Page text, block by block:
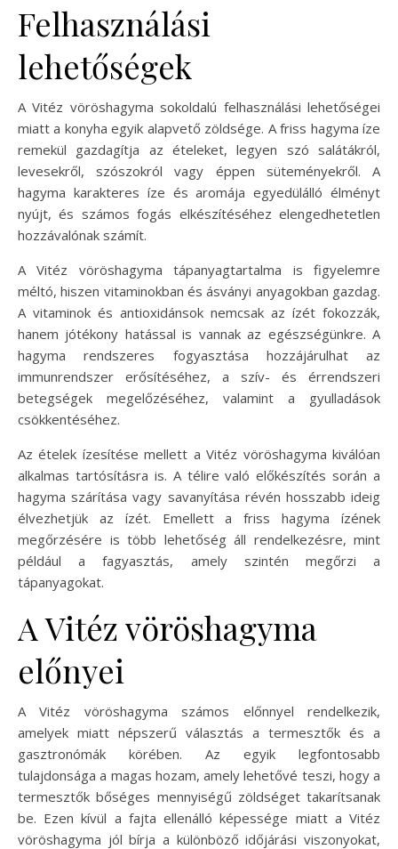
Felhasználási
lehetőségek
A Vitéz vöröshagyma sokoldalú felhasználási lehetőségei
miatt a konyha egyik alapvető zöldsége. A friss hagyma íze
remekül gazdagítja az ételeket, legyen szó salátákról,
levesekről, szószokról vagy éppen süteményekről. A
hagyma karakteres íze és aromája egyedülálló élményt
nyújt, és számos fogás elkészítéséhez elengedhetetlen
hozzávalónak számít.
A Vitéz vöröshagyma tápanyagtartalma is figyelemre
méltó, hiszen vitaminokban és ásványi anyagokban gazdag.
A vitaminok és antioxidánsok nemcsak az ízét fokozzák,
hanem jótékony hatással is vannak az egészségünkre. A
hagyma rendszeres fogyasztása hozzájárulhat az
immunrendszer erősítéséhez, a szív- és érrendszeri
betegségek megelőzéséhez, valamint a gyulladások
csökkentéséhez.
Az ételek ízesítése mellett a Vitéz vöröshagyma kiválóan
alkalmas tartósításra is. A télire való előkészítés során a
hagyma szárítása vagy savanyítása révén hosszabb ideig
élvezhetjük az ízét. Emellett a friss hagyma ízének
megőrzésére is több lehetőség áll rendelkezésre, mint
például a fagyasztás, amely szintén megőrzi a
tápanyagokat.
A Vitéz vöröshagyma
előnyei
A Vitéz vöröshagyma számos előnnyel rendelkezik,
amelyek miatt népszerű választás a termesztők és a
gasztronómák körében. Az egyik legfontosabb
tulajdonsága a magas hozam, amely lehetővé teszi, hogy a
termesztők bőséges mennyiségű zöldséget takarítsanak
be. Ezen kívül a fajta ellenálló képessége miatt a Vitéz
vöröshagyma jól bírja a különböző időjárási viszonyokat,